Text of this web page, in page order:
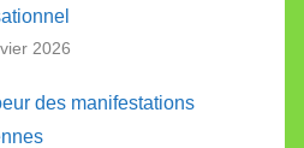
2026
des manifestations